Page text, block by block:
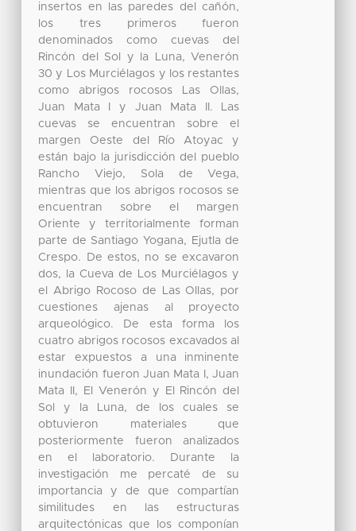
insertos en las paredes del cañón,
los tres primeros fueron
denominados como cuevas del
Rincón del Sol y la Luna, Venerón
30 y Los Murciélagos y los restantes
como abrigos rocosos Las Ollas,
Juan Mata I y Juan Mata II. Las
cuevas se encuentran sobre el
margen Oeste del Río Atoyac y
están bajo la jurisdicción del pueblo
Rancho Viejo, Sola de Vega,
mientras que los abrigos rocosos se
encuentran sobre el margen
Oriente y territorialmente forman
parte de Santiago Yogana, Ejutla de
Crespo. De estos, no se excavaron
dos, la Cueva de Los Murciélagos y
el Abrigo Rocoso de Las Ollas, por
cuestiones ajenas al proyecto
arqueológico. De esta forma los
cuatro abrigos rocosos excavados al
estar expuestos a una inminente
inundación fueron Juan Mata I, Juan
Mata II, El Venerón y El Rincón del
Sol y la Luna, de los cuales se
obtuvieron materiales que
posteriormente fueron analizados
en el laboratorio. Durante la
investigación me percaté de su
importancia y de que compartían
similitudes en las estructuras
arquitectónicas que los componían